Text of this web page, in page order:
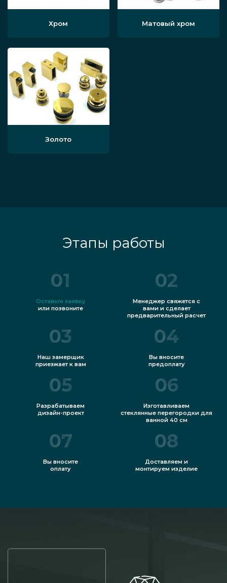
Хром Матовый хром
Золото
Этапы работы
01
Оставьте заявку
или позвоните
02
Менеджер свяжется с
вами и сделает
предварительный расчет
03
Наш замерщик
приезжает к вам
04
Вы вносите
предоплату
05
Разрабатываем
дизайн-проект
06
Изготавливаем
стеклянные перегородки для
ванной 40 см
07
Вы вносите
оплату
08
Доставляем и
монтируем изделие